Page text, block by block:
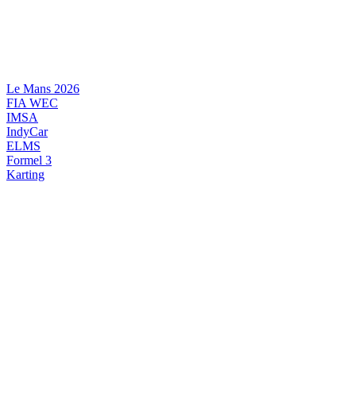
Le Mans 2026
FIA WEC
IMSA
IndyCar
ELMS
Formel 3
Karting